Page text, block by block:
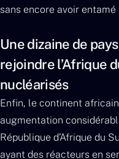
sans encore avoir
Une dizaine de
rejoindre l’Afrique
nucléarisés
Enfin, le continent
augmentation
République d’Afrique du
ayant des réacteurs en